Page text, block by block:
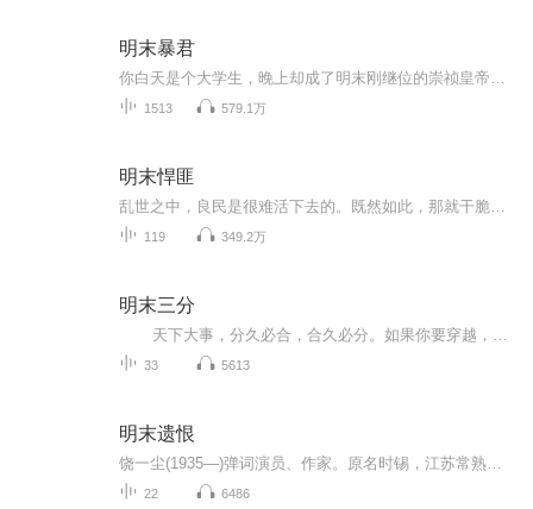
明末暴君
1513 579.1万
明末悍匪
119 349.2万
明末三分
33 5613
明末遗恨
22 6486